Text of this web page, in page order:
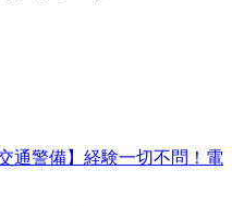
通警備】経験一切不問！電